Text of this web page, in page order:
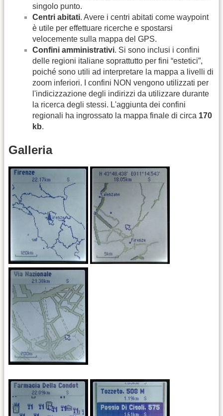
singolo punto.
Centri abitati. Avere i centri abitati come waypoint
è utile per effettuare ricerche e spostarsi
velocemente sulla mappa del GPS.
Confini amministrativi. Si sono inclusi i confini
delle regioni italiane soprattutto per fini “estetici”,
poiché sono utili ad interpretare la mappa a livelli di
zoom inferiori. I confini NON vengono utilizzati per
l'indicizzazione degli indirizzi da utilizzare durante
la ricerca degli stessi. L'aggiunta dei confini
regionali ha ingrossato la mappa finale di circa 170
kb.
Galleria